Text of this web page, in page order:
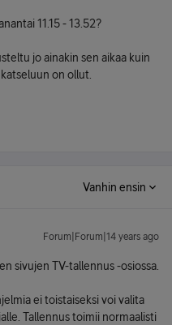
11.15 - 13.52?
jo ainakin sen aikaa kuin
on ollut.
Vanhin ensin
Forum|Forum|14 years ago
sivujen TV-tallennus -osiossa.
ei toistaiseksi voi valita
Tallennus toimii normaalisti